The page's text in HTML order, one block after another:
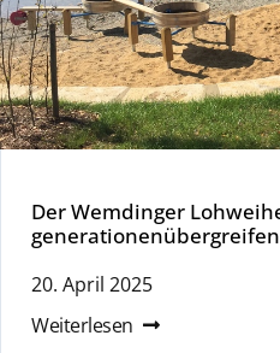
Der Wemdinger
20. April 2025
Weiterlesen